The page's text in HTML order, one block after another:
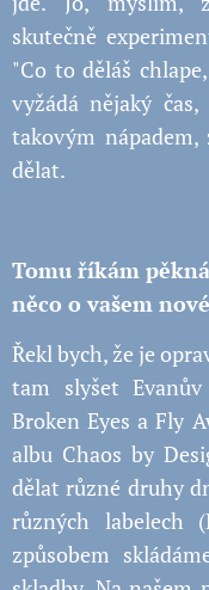
skutečně
"Co to děláš
vyžádá nějaký
takovým
dělat.
Tomu říkám
něco o vašem
Řekl bych, že je
tam slyšet
Broken Eyes a Fly
albu Chaos by
dělat různé druhy
různých labelech
způsobem